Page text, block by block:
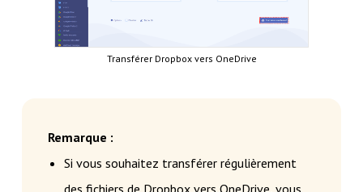
Transférer Dropbox vers OneDrive
Remarque :
Si vous souhaitez transférer régulièrement